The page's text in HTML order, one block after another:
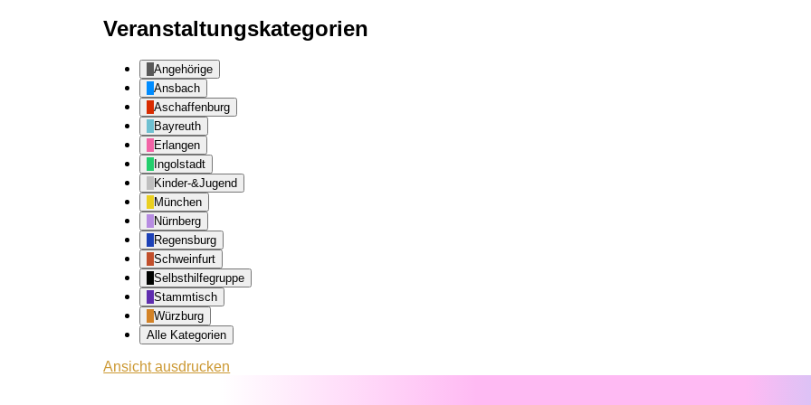
Veranstaltungskategorien
Angehörige
Ansbach
Aschaffenburg
Bayreuth
Erlangen
Ingolstadt
Kinder-&Jugend
München
Nürnberg
Regensburg
Schweinfurt
Selbsthilfegruppe
Stammtisch
Würzburg
Alle Kategorien
Ansichtausdrucken